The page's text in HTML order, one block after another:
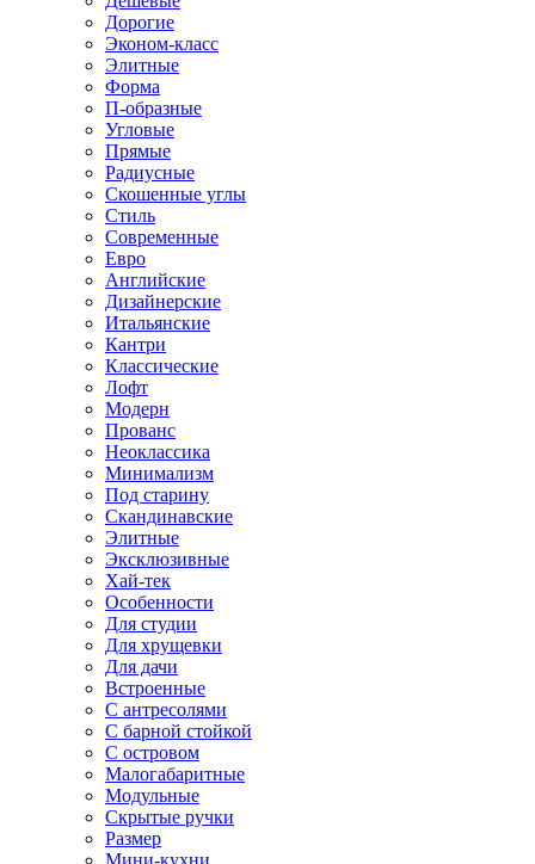
Дорогие
Эконом-класс
Элитные
Форма
П-образные
Угловые
Прямые
Радиусные
Скошенные углы
Стиль
Современные
Евро
Английские
Дизайнерские
Итальянские
Кантри
Классические
Лофт
Модерн
Прованс
Неоклассика
Минимализм
Под старину
Скандинавские
Элитные
Эксклюзивные
Хай-тек
Особенности
Для студии
Для хрущевки
Для дачи
Встроенные
С антресолями
С барной стойкой
С островом
Малогабаритные
Модульные
Скрытые ручки
Размер
Мини-кухни